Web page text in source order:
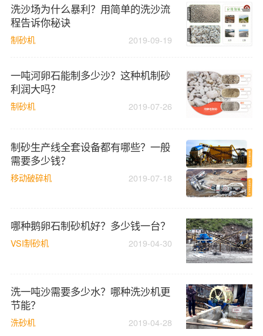
洗沙场为什么暴利？用简单的洗沙流
程告诉你秘诀
制砂机 2019-09-19
一吨河卵石能制多少沙？这种机制砂
利润大吗？
制砂机 2019-07-26
制砂生产线全套设备都有哪些？一般
需要多少钱？
移动破碎机 2019-07-18
哪种鹅卵石制砂机好？多少钱一台？
VSI制砂机 2019-04-30
洗一吨沙需要多少水？哪种洗沙机更
节能？
洗砂机 2019-04-28